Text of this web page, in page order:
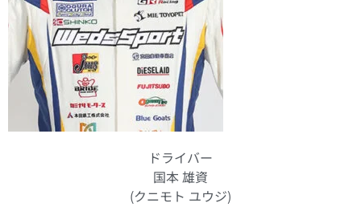
ドライバー
国本 雄資
(クニモト ユウジ)